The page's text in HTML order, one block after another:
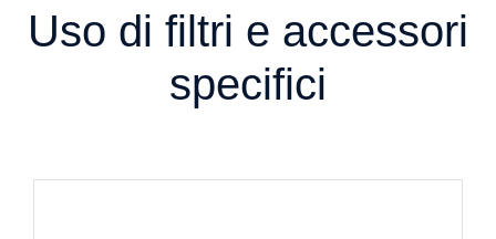
Uso di filtri e accessori
specifici